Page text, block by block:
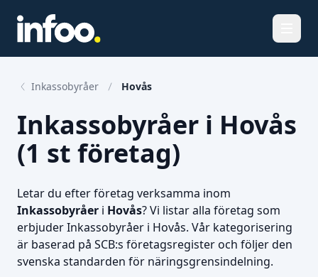
Inkassobyråer Hovås
Inkassobyråer i Hovås
(1 st företag)
Letar du efter företag verksamma inom
Inkassobyråer i Hovås? Vi listar alla företag som
erbjuder Inkassobyråer i Hovås. Vår kategorisering
är baserad på SCB:s företagsregister och följer den
svenska standarden för näringsgrensindelning.